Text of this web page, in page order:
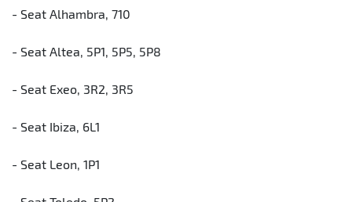
- Seat Alhambra, 710
- Seat Altea, 5P1, 5P5, 5P8
- Seat Exeo, 3R2, 3R5
- Seat Ibiza, 6L1
- Seat Leon, 1P1